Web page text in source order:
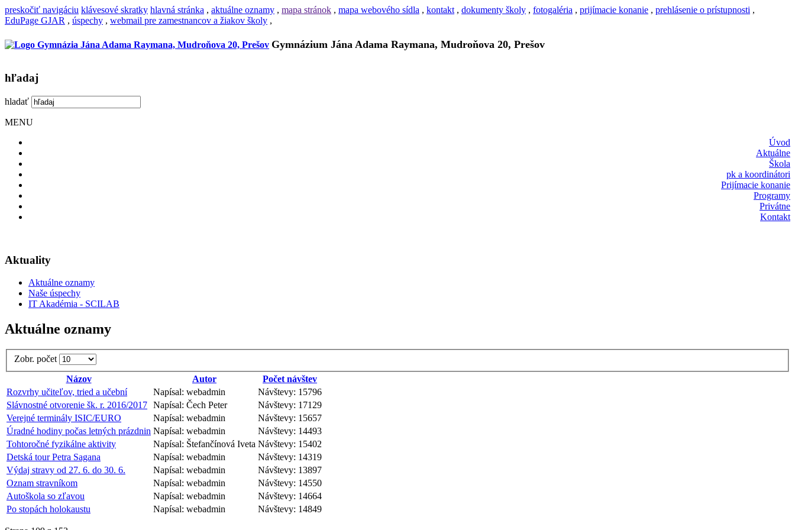
preskočiť navigáciu klávesové skratky hlavná stránka , aktuálne oznamy , mapa stránok , mapa webového sídla , kontakt , dokumenty školy , fotogaléria , prijímacie konanie , prehlásenie o prístupnosti ,
EduPage GJAR , úspechy , webmail pre zamestnancov a žiakov školy ,
Gymnázium Jána Adama Raymana, Mudroňova 20, Prešov
hľadaj
hladať
MENU
Úvod
Aktuálne
Škola
pk a koordinátori
Prijímacie konanie
Programy
Privátne
Kontakt
Aktuality
Aktuálne oznamy
Naše úspechy
IT Akadémia - SCILAB
Aktuálne oznamy
Zobr. počet
Názov
Autor
Počet návštev
Rozvrhy učiteľov, tried a učební
Napísal: webadmin
Návštevy: 15796
Slávnostné otvorenie šk. r. 2016/2017 Napísal: Čech Peter
Návštevy: 17129
Verejné terminály ISIC/EURO
Napísal: webadmin
Návštevy: 15657
Úradné hodiny počas letných prázdnin Napísal: webadmin
Návštevy: 14493
Tohtoročné fyzikálne aktivity
Napísal: Štefančínová Iveta Návštevy: 15402
Detská tour Petra Sagana
Napísal: webadmin
Návštevy: 14319
Výdaj stravy od 27. 6. do 30. 6.
Napísal: webadmin
Návštevy: 13897
Oznam stravníkom
Napísal: webadmin
Návštevy: 14550
Autoškola so zľavou
Napísal: webadmin
Návštevy: 14664
Po stopách holokaustu
Napísal: webadmin Návštevy: 14849